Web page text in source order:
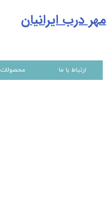
ارتباط با ما محصولات
مهر درب ایرانیان